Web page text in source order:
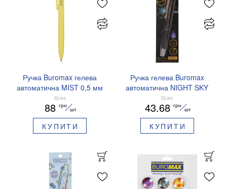
Ручка Buromax гелева
автоматична MIST 0,5 мм
сині чорнила BM.83103
Ціна
88 грн
шт
КУПИТИ
Ручка гелева Buromax
автоматична NIGHT SKY
ZODIAC 0.5 мм
ароматизований грип синє
чорнило BM.8379-01
Ціна
43.68 грн
шт
КУПИТИ